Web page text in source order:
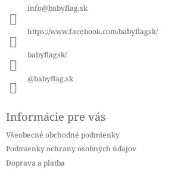
info@babyflag.sk
https://www.facebook.com/babyflagsk/
babyflagsk/
@babyflag.sk
Informácie pre vás
Všeobecné obchodné podmienky
Podmienky ochrany osobných údajov
Doprava a platba